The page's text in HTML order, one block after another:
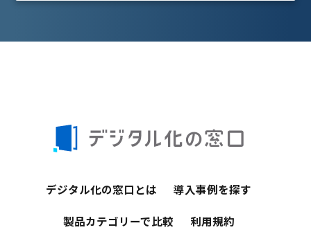
デジタル化の窓口とは 導入事例を探す
製品カテゴリーで比較 利用規約